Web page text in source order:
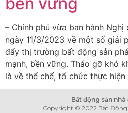
– Chính phủ vừa ban hành
ngày 11/3/2023 về một số giải
đẩy thị trường bất động sản
mạnh, bền vững. Tháo gỡ khó
là về thể chế, tổ chức thực
Bất động sản nhà
Copyright © 2022 Bất Động